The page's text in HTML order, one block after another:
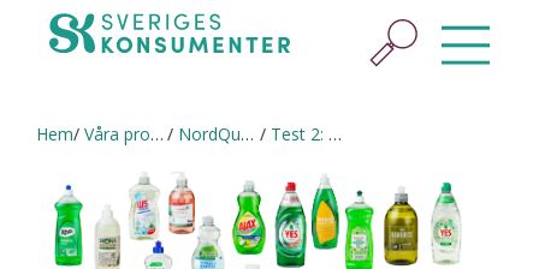
Hem Våra projekt NordQual (2020–2021) Test 2: Dags att diska i allergener igen?